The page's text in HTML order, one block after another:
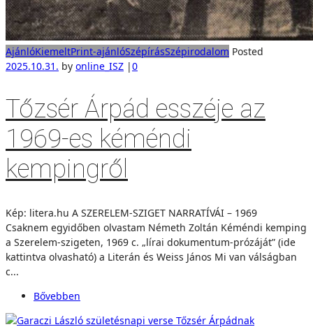
AjánlóKiemeltPrint-ajánlóSzépírásSzépirodalom Posted
2025.10.31. by online_ISZ |0
Tőzsér Árpád esszéje az
1969-es kéméndi
kempingről
Kép: litera.hu A SZERELEM-SZIGET NARRATÍVÁI – 1969
Csaknem egyidőben olvastam Németh Zoltán Kéméndi kemping
a Szerelem-szigeten, 1969 c. „lírai dokumentum-prózáját” (ide
kattintva olvasható) a Literán és Weiss János Mi van válságban
c...
Bővebben